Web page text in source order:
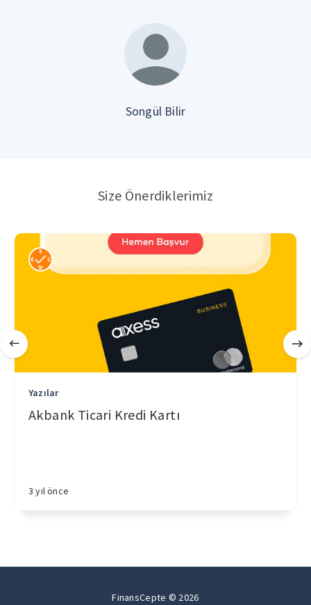
Songül Bilir
Size Önerdiklerimiz
Yazılar
Akbank Ticari Kredi Kartı
3 yıl önce
FinansCepte © 2026